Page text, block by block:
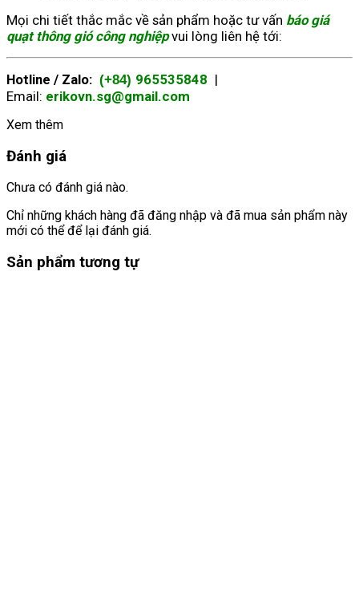
Mọi chi tiết thắc mắc về sản phẩm hoặc tư vấn báo giá
quạt thông gió công nghiệpvui lòng liên hệ tới:
Hotline / Zalo: (+84) 965535848 |
Email: erikovn.sg@gmail.com
Xem thêm
Đánh giá
Chưa có đánh giá nào.
Chỉ những khách hàng đã đăng nhập và đã mua sản phẩm này
mới có thể để lại đánh giá.
Sản phẩm tương tự